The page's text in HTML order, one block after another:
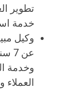
تطوير
خدمة
وكيل
وخدمة